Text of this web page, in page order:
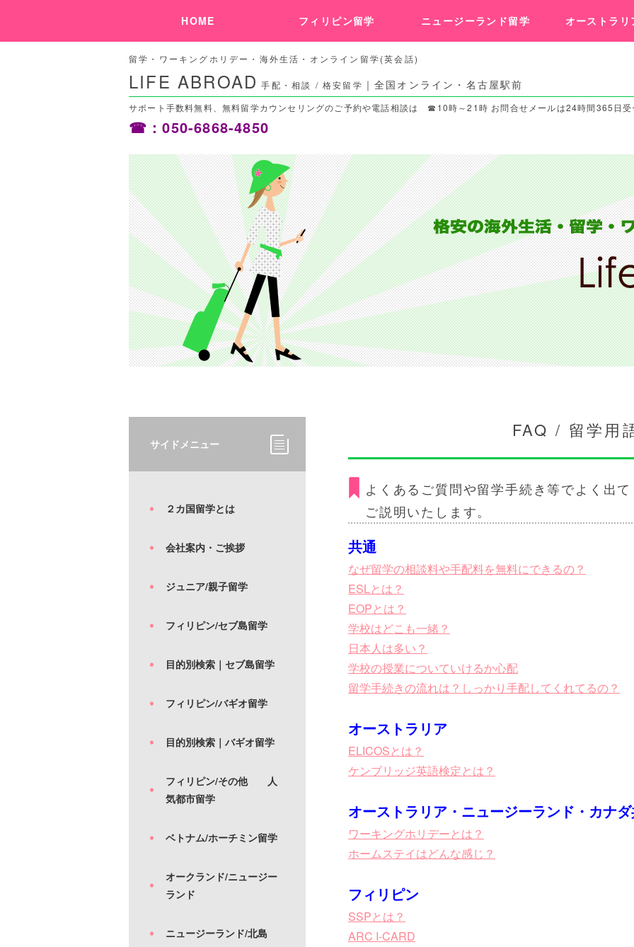
留学・ワーキングホリデー・海外生活・オンライン留学(英会話)
LIFE ABROAD 手配・相談 / 格安留学 ｜全国オンライン・名古屋駅前
サポート手数料無料、無料留学カウンセリングのご予約や電話相談は ☎10時～21時 お問合せメールは24時間365日受
☎：050-6868-4850
HOME フィリピン留学 ニュージーランド留学 オーストラリ
FAQ / 留学用
よくあるご質問や留学手続き等でよく出
ご説明いたします。
共通
なぜ留学の相談料や手配料を無料にできるの？
ESLとは？
EOPとは？
学校はどこも一緒？
日本人は多い？
学校の授業についていけるか心配
留学手続きの流れは？しっかり手配してくれてるの？
オーストラリア
ELICOSとは？
ケンブリッジ英語検定とは？
オーストラリア・ニュージーランド・カナ
ワーキングホリデーとは？
ホームステイはどんな感じ？
フィリピン
SSPとは？
ARC I-CARD
サイドメニュー
２カ国留学とは
会社案内・ご挨拶
ジュニア/親子留学
フィリピン/セブ島留学
目的別検索｜セブ島留学
フィリピン/バギオ留学
目的別検索｜バギオ留学
フィリピン/その他 人
気都市留学
ベトナム/ホーチミン留学
オークランド/ニュージー
ランド
ニュージーランド/北島